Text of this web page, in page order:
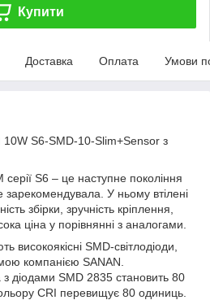
Купити
Доставка Оплата Умови
S6-SMD-10-Slim+Sensor з
S6 – це наступне покоління
зарекомендувала. У ньому втілені
збірки, зручність кріплення,
ціна у порівнянні з аналогами.
високоякісні SMD-світлодіоди,
компанією SANAN.
з діодами SMD 2835 становить 80
CRI перевищує 80 одиниць.